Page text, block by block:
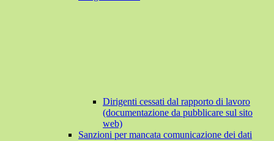
Dirigenti cessati dal rapporto di lavoro
(documentazione da pubblicare sul sito
web)
Sanzioni per mancata comunicazione dei dati